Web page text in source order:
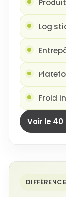
Froid
Voir le 40
DIFFÉRENCE